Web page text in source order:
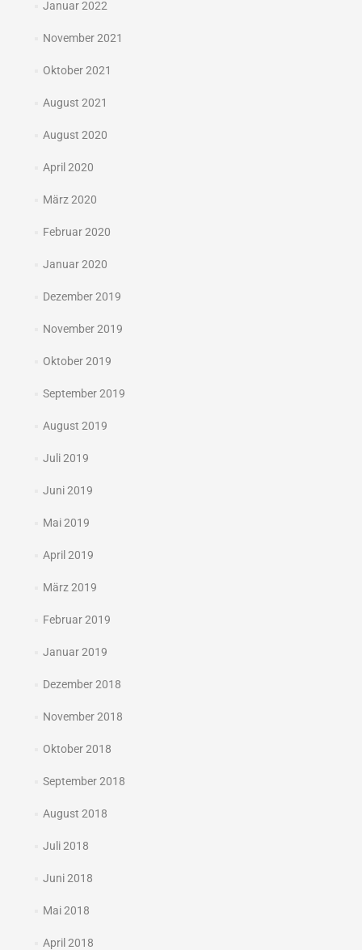
Januar 2022
November 2021
Oktober 2021
August 2021
August 2020
April 2020
März 2020
Februar 2020
Januar 2020
Dezember 2019
November 2019
Oktober 2019
September 2019
August 2019
Juli 2019
Juni 2019
Mai 2019
April 2019
März 2019
Februar 2019
Januar 2019
Dezember 2018
November 2018
Oktober 2018
September 2018
August 2018
Juli 2018
Juni 2018
Mai 2018
April 2018